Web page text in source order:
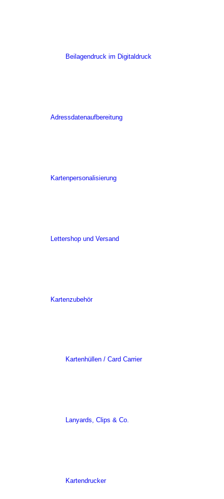
Beilagendruck im Digitaldruck
Adressdatenaufbereitung
Kartenpersonalisierung
Lettershop und Versand
Kartenzubehör
Kartenhüllen / Card Carrier
Lanyards, Clips & Co.
Kartendrucker